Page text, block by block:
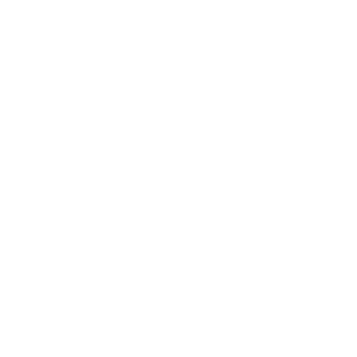
liệu xây dựng tòa nhà được sáng tạo bằng